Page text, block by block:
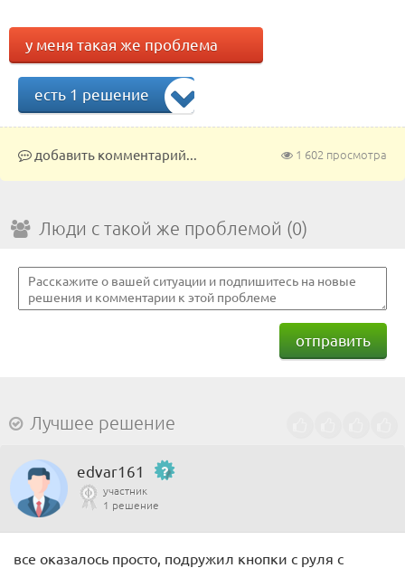
у меня такая же проблема
есть 1 решение
1 602 просмотра
добавить комментарий...
Люди с такой же проблемой (0)
отправить
Лучшее решение
edvar161
участник
1 решение
все оказалось просто, подружил кнопки с руля с